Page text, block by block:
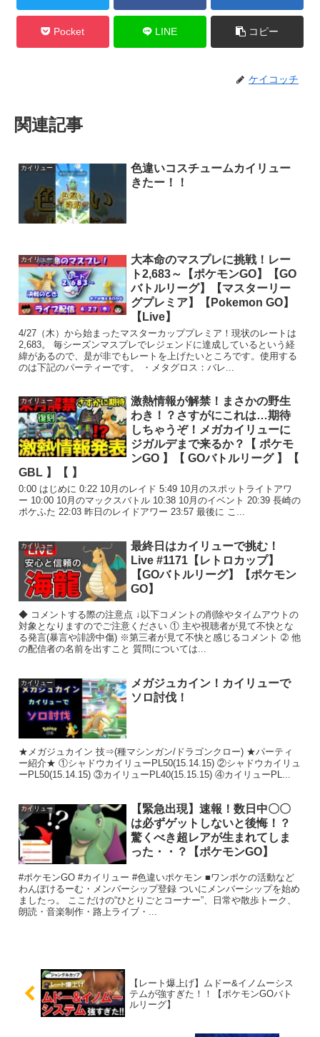
Pocket LINE コピー
ケイコッチ
関連記事
カイリュー
色違いコスチュームカイリュー
きたー！！
カイリュー
大本命のマスプレに挑戦！レー
ト2,683～【ポケモンGO】【GO
バトルリーグ】【マスターリー
グプレミア】【Pokemon GO】
【Live】
4/27（木）から始まったマスターカッププレミア！現状のレートは
2,683。 毎シーズンマスプレでレジェンドに達成しているという経
緯があるので、是が非でもレートを上げたいところです。使用する
のは下記のパーティーです。 ・メタグロス：バレ...
カイリュー
激熱情報が解禁！まさかの野生
わき！？さすがにこれは…期待
しちゃうぞ！メガカイリューに
ジガルデまで来るか？【 ポケモ
ンGO 】【 GOバトルリーグ 】【
GBL 】【 】
0:00 はじめに 0:22 10月のレイド 5:49 10月のスポットライトアワ
ー 10:00 10月のマックスバトル 10:38 10月のイベント 20:39 長崎の
ポケふた 22:03 昨日のレイドアワー 23:57 最後に こ...
カイリュー
最終日はカイリューで挑む！
Live #1171【レトロカップ】
【GOバトルリーグ】【ポケモン
GO】
◆ コメントする際の注意点 ↓以下コメントの削除やタイムアウトの
対象となりますのでご注意ください ① 主や視聴者が見て不快とな
る発言(暴言や誹謗中傷) ※第三者が見て不快と感じるコメント ➁ 他
の配信者の名前を出すこと 質問については...
カイリュー
メガジュカイン！カイリューで
ソロ討伐！
★メガジュカイン 技⇒(種マシンガン/ドラゴンクロー) ★パーティ
ー紹介★ ①シャドウカイリューPL50(15.14.15) ②シャドウカイリュ
ーPL50(15.14.15) ③カイリューPL40(15.15.15) ④カイリューPL...
カイリュー
【緊急出現】速報！数日中〇〇
は必ずゲットしないと後悔！？
驚くべき超レアが生まれてしま
った・・？【ポケモンGO】
#ポケモンGO #カイリュー #色違いポケモン ■ワンポケの活動など
わんぽけるーむ・メンバーシップ登録 ついにメンバーシップを始め
ましたっ。 ここだけの“ひとりごとコーナー”、日常や散歩トーク、
朗読・音楽制作・路上ライブ・...
【レート爆上げ】ムドー&イノムーシス
テムが強すぎた！！【ポケモンGOバト
ルリーグ】